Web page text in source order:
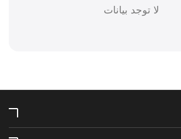
لا توجد بيانات